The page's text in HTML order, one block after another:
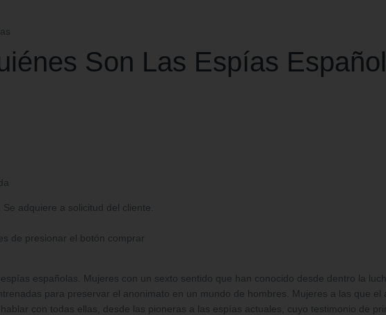
Son Las Espías
adquiere a solicitud del cliente.
de presionar el botón comprar
españolas. Mujeres con un sexto sentido que han conocido desde dentro la
para preservar el anonimato en un mundo de hombres. Mujeres a las que
con todas ellas, desde las pioneras a las espías actuales, cuyo testimonio de